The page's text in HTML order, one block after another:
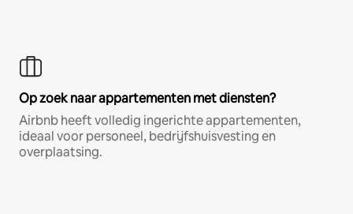
Op zoek naar appartementen met diensten?
Airbnb heeft volledig ingerichte appartementen,
ideaal voor personeel, bedrijfshuisvesting en
overplaatsing.